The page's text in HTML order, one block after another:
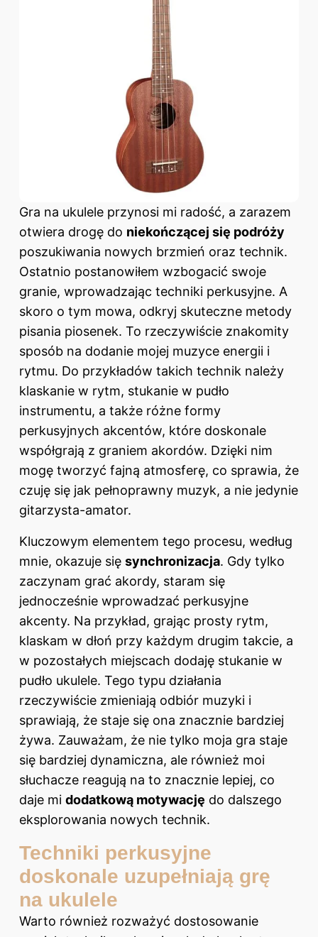
Gra na ukulele przynosi mi radość, a zarazem
otwiera drogę do niekończącej się podróży
poszukiwania nowych brzmień oraz technik.
Ostatnio postanowiłem wzbogacić swoje
granie, wprowadzając techniki perkusyjne. A
skoro o tym mowa, odkryj skuteczne metody
pisania piosenek. To rzeczywiście znakomity
sposób na dodanie mojej muzyce energii i
rytmu. Do przykładów takich technik należy
klaskanie w rytm, stukanie w pudło
instrumentu, a także różne formy
perkusyjnych akcentów, które doskonale
współgrają z graniem akordów. Dzięki nim
mogę tworzyć fajną atmosferę, co sprawia, że
czuję się jak pełnoprawny muzyk, a nie jedynie
gitarzysta-amator.
Kluczowym elementem tego procesu, według
mnie, okazuje się synchronizacja. Gdy tylko
zaczynam grać akordy, staram się
jednocześnie wprowadzać perkusyjne
akcenty. Na przykład, grając prosty rytm,
klaskam w dłoń przy każdym drugim takcie, a
w pozostałych miejscach dodaję stukanie w
pudło ukulele. Tego typu działania
rzeczywiście zmieniają odbiór muzyki i
sprawiają, że staje się ona znacznie bardziej
żywa. Zauważam, że nie tylko moja gra staje
się bardziej dynamiczna, ale również moi
słuchacze reagują na to znacznie lepiej, co
daje mi dodatkową motywację do dalszego
eksplorowania nowych technik.
Techniki perkusyjne
doskonale uzupełniają grę
na ukulele
Warto również rozważyć dostosowanie